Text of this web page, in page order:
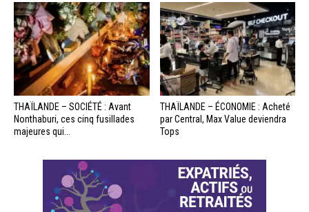
THAÏLANDE – SOCIÉTÉ : Avant
Nonthaburi, ces cinq fusillades
majeures qui...
THAÏLANDE – ÉCONOMIE : Acheté
par Central, Max Value deviendra
Tops